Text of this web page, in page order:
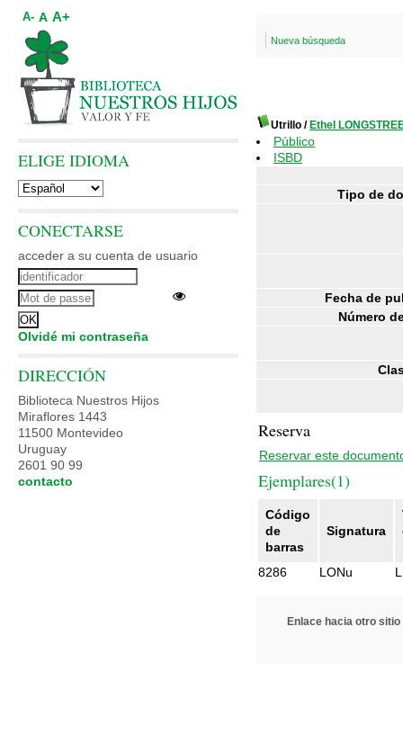
Nueva búsqueda
Utrillo / Ethel
Público
ISBD
Tipo de
Fecha de
Número
Reserva
Reservar este
Ejemplares(1)
Código
de
barras
Signatura
8286
LONu
Enlace hacia otro sitio
A- A A+
ELIGE IDIOMA
CONECTARSE
acceder a su cuenta de usuario
Olvidé mi contraseña
DIRECCIÓN
Biblioteca Nuestros Hijos
Miraflores 1443
11500 Montevideo
Uruguay
2601 90 99
contacto